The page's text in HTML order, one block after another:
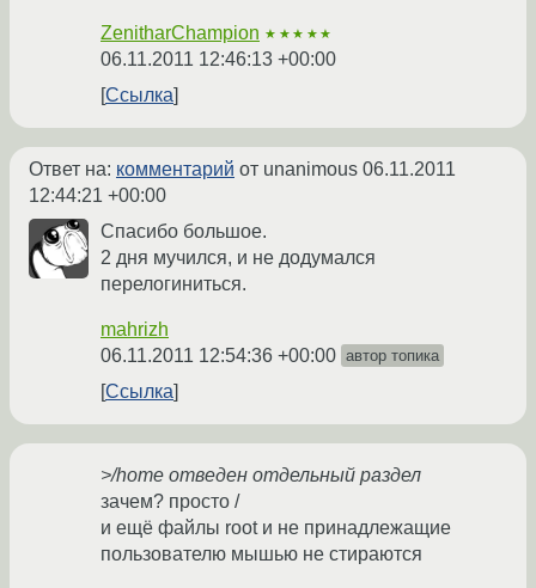
ZenitharChampion ★★★★★
06.11.2011 12:46:13 +00:00
Ссылка
Ответ на: комментарий от unanimous 06.11.2011
12:44:21 +00:00
Спасибо большое.
2 дня мучился, и не додумался
перелогиниться.
mahrizh
06.11.2011 12:54:36 +00:00 автор топика
Ссылка
>/home отведен отдельный раздел
зачем? просто /
и ещё файлы root и не принадлежащие
пользователю мышью не стираются